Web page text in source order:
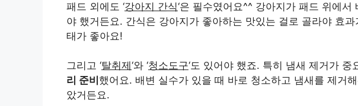
패드 외에도 ‘강아지 간식‘은 필수였어요^^ 강아지가 패드 위에
야 했거든요. 간식은 강아지가 좋아하는 맛있는 걸로 골라야 효
태가 좋아요!
그리고 ‘탈취제‘와 ‘청소도구‘도 있어야 했죠. 특히 냄새 제거가 중
리 준비 했어요. 배변 실수가 있을 때 바로 청소하고 냄새를 제거
았거든요.